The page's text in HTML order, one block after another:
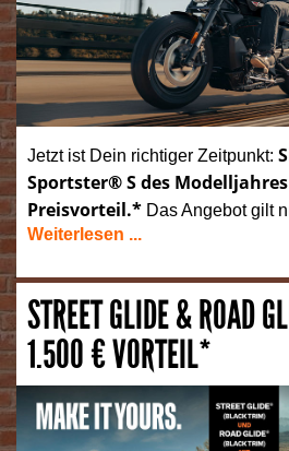
Jetzt ist Dein richtiger Zeitpunkt:
Sportster® S des
Preisvorteil.* Das Angebot gilt
Weiterlesen ...
STREET GLIDE & ROAD
1.500 € VORTEIL*